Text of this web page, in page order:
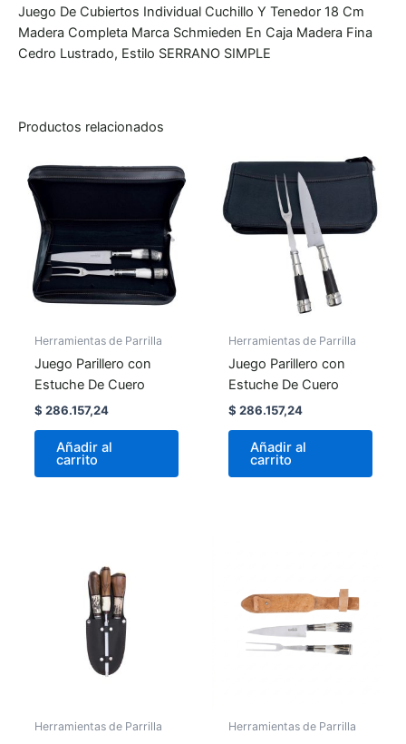
Juego De Cubiertos Individual Cuchillo Y Tenedor 18 Cm
Madera Completa Marca Schmieden En Caja Madera Fina
Cedro Lustrado, Estilo SERRANO SIMPLE
Productos relacionados
Herramientas de Parrilla
Juego Parillero con
Estuche De Cuero
$ 286.157,24
Añadir al
carrito
Herramientas de Parrilla
Juego Parillero con
Estuche De Cuero
$ 286.157,24
Añadir al
carrito
Herramientas de Parrilla Herramientas de Parrilla